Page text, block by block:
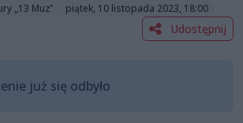
„13 Muz” piątek, 10 listopada 2023, 18:00
Udostępnij
już się odbyło